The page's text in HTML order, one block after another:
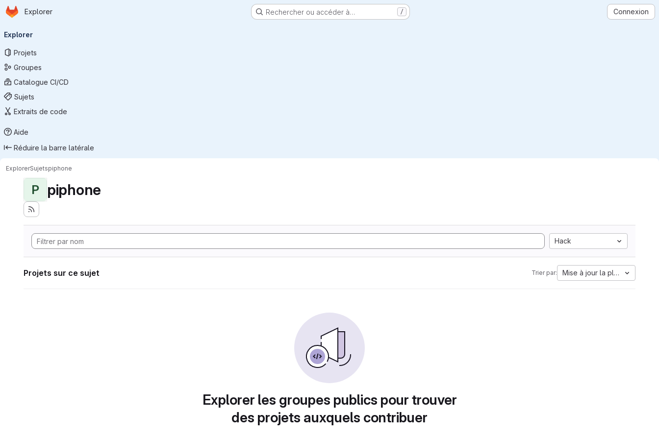
Passer au contenu principal
Page d'accueil
Explorer Rechercher ou accéder à… / Connexion
principale
Explorer
Projets
Groupes
Catalogue CI/CD
Sujets
Extraits de code
Aide
Réduire la barre latérale
ExplorerSujetspiphone
P piphone
Hack
Projets sur ce sujet Trier par: Mise à jour la plus ancienne
Explorer les groupes publics pour trouver
des projets auxquels contribuer